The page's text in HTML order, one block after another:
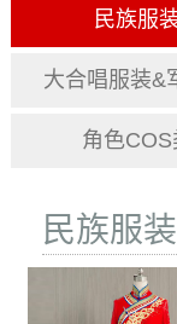
民族服
大合唱服装&
角色COS
民族服装